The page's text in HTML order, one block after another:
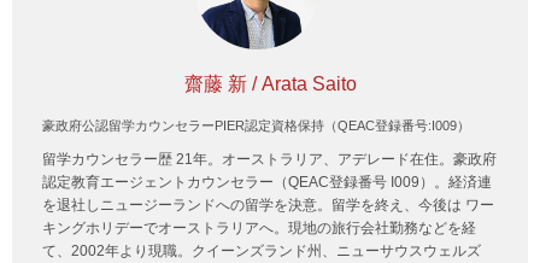
齋藤 新 / Arata Saito
豪政府公認留学カウンセラーPIER認定資格保持（QEAC登録番号:I009）
留学カウンセラー歴 21年。オーストラリア、アデレード在住。豪政府
認定教育エージェントカウンセラー（QEAC登録番号 I009）。経済連
を退社しニュージーランドへの留学を決意。留学を終え、今後は ワー
キングホリデーでオーストラリアへ。現地の旅行会社勤務などを経
て、2002年より現職。クイーンズランド州、ニューサウスウェルズ